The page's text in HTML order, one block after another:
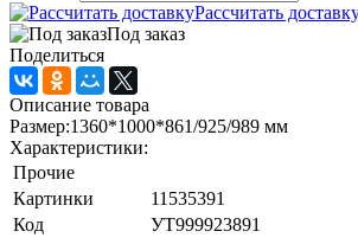
Рассчитать
Под заказ
Поделиться
Описание товара
Размер:1360*1000*861/925/989 мм
Характеристики:
Прочие
Картинки
11535391
Код
УТ999923891